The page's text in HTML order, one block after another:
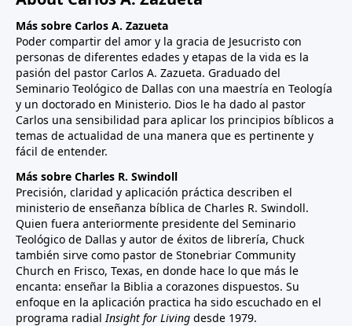
Más sobre Carlos A. Zazueta
Poder compartir del amor y la gracia de Jesucristo con
personas de diferentes edades y etapas de la vida es la
pasión del pastor Carlos A. Zazueta. Graduado del
Seminario Teológico de Dallas con una maestría en Teología
y un doctorado en Ministerio. Dios le ha dado al pastor
Carlos una sensibilidad para aplicar los principios bíblicos a
temas de actualidad de una manera que es pertinente y
fácil de entender.
Más sobre Charles R. Swindoll
Precisión, claridad y aplicación práctica describen el
ministerio de enseñanza bíblica de Charles R. Swindoll.
Quien fuera anteriormente presidente del Seminario
Teológico de Dallas y autor de éxitos de librería, Chuck
también sirve como pastor de Stonebriar Community
Church en Frisco, Texas, en donde hace lo que más le
encanta: enseñar la Biblia a corazones dispuestos. Su
enfoque en la aplicación practica ha sido escuchado en el
programa radial Insight for Living desde 1979.